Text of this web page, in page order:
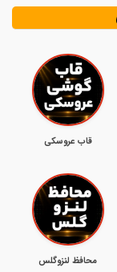
قاب عروسکی
محافظ لنزوگلس